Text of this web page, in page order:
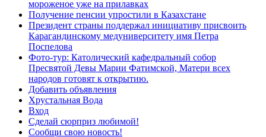
мороженое уже на прилавках
Получение пенсии упростили в Казахстане
Президент страны поддержал инициативу присвоить
Карагандинскому медуниверситету имя Петра
Поспелова
Фото-тур: Католический кафедральный собор
Пресвятой Девы Марии Фатимской, Матери всех
народов готовят к открытию.
Добавить объявления
Хрустальная Вода
Вход
Сделай сюрприз любимой!
Сообщи свою новость!